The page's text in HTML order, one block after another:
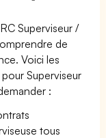
Superviseur /
de
Voici les
Superviseur
:
tous